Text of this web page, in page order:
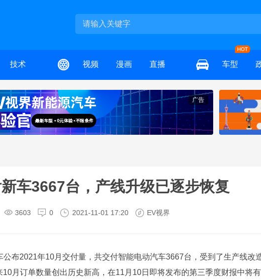
技术 视频 漫画 直播 车型
广告
车3667台，产线升级已逐步恢复
3603 0 2021-11-01 17:20 EV视界
公布2021年10月交付量，共交付智能电动汽车3667台，受到了生产线改
月订单数量创出历史新高，在11月10日即将发布的第三季度财报中将有